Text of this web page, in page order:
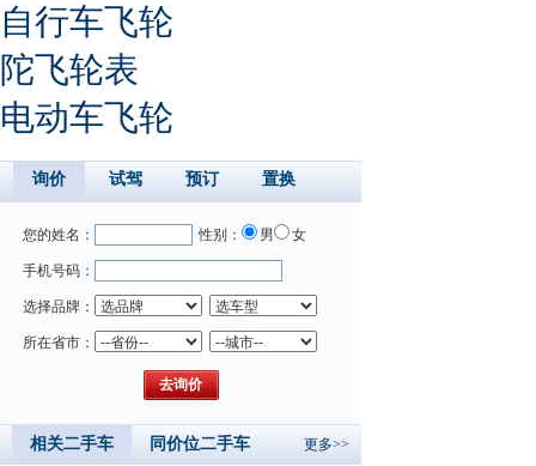
自行车飞轮
陀飞轮表
电动车飞轮
询价 试驾 预订 置换
您的姓名： 性别： 男 女
手机号码：
选择品牌：
所在省市：
相关二手车 同价位二手车 更多>>